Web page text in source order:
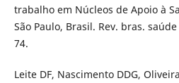
trabalho em Núcleos de Apoio à
São Paulo, Brasil. Rev. bras.
74.
Leite DF, Nascimento DDG,